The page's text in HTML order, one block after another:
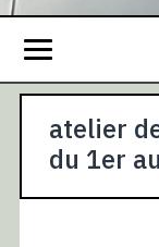
atelier
du 1er